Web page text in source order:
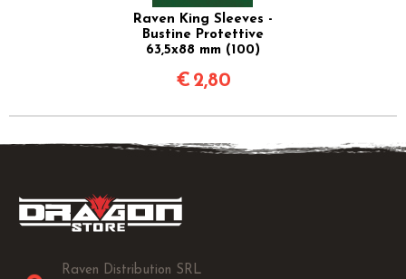
Raven King Sleeves -
Bustine Protettive
63,5x88 mm (100)
€ 2,80
Raven Distribution SRL